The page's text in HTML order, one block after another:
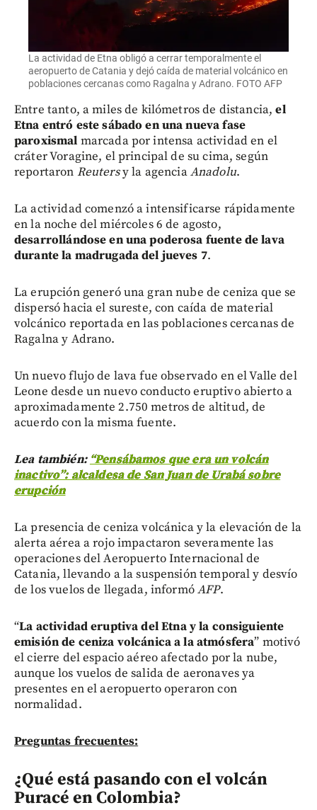
La actividad de Etna obligó a cerrar temporalmente el
aeropuerto de Catania y dejó caída de material volcánico en
poblaciones cercanas como Ragalna y Adrano. FOTO AFP
Entre tanto, a miles de kilómetros de distancia,el
Etna entró este sábado en una nueva fase
paroxismal marcada por intensa actividad en el
cráter Voragine, el principal de su cima, según
reportaron Reutersy la agenciaAnadolu.
La actividad comenzó a intensificarse rápidamente
en la noche del miércoles 6 de agosto,
desarrollándose en una poderosa fuente de lava
durante la madrugada del jueves 7.
La erupción generó una gran nube de ceniza que se
dispersó hacia el sureste, con caída de material
volcánico reportada en las poblaciones cercanas de
Ragalna y Adrano.
Un nuevo flujo de lava fue observado en el Valle del
Leone desde un nuevo conducto eruptivo abierto a
aproximadamente 2.750 metros de altitud, de
acuerdo con la misma fuente.
Lea también: “Pensábamos que era un volcán
inactivo”: alcaldesa de San Juan de Urabá sobre
erupción
La presencia de ceniza volcánica y la elevación de la
alerta aérea a rojo impactaron severamente las
operaciones del Aeropuerto Internacional de
Catania, llevando a la suspensión temporal y desvío
de los vuelos de llegada, informóAFP.
“La actividad eruptiva del Etna y la consiguiente
emisión de ceniza volcánica a la atmósfera” motivó
el cierre del espacio aéreo afectado por la nube,
aunque los vuelos de salida de aeronaves ya
presentes en el aeropuerto operaron con
normalidad.
Preguntas frecuentes:
¿Qué está pasando con el volcán
Puracé en Colombia?